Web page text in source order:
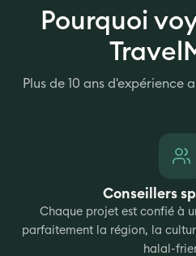
Pourquoi
Plus de 10 ans d'expérience
Conseillers
Chaque projet est confié à
parfaitement la région, la
halal-